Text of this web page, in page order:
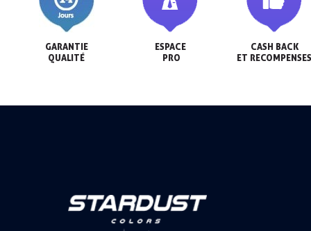
GARANTIE
QUALITÉ
ESPACE
PRO
CASH BACK
ET